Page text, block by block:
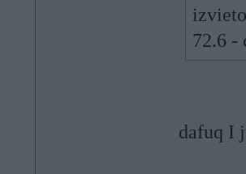
72.6 -
dafuq I